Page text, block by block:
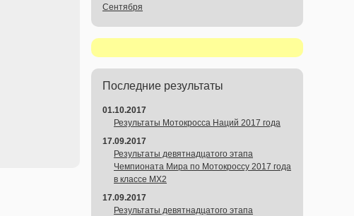
Сентября
Последние результаты
01.10.2017
Результаты Мотокросса Наций 2017 года
17.09.2017
Результаты девятнадцатого этапа
Чемпионата Мира по Мотокроссу 2017 года
в классе MX2
17.09.2017
Результаты девятнадцатого этапа